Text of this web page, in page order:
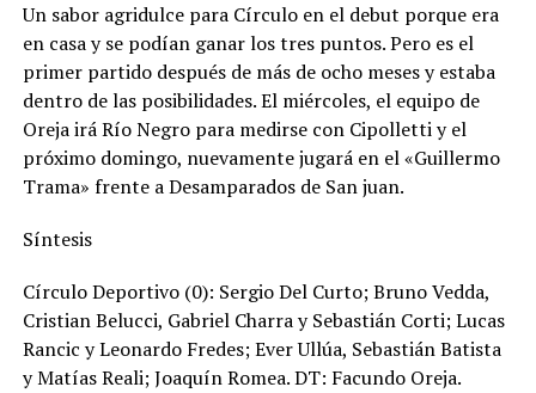
Un sabor agridulce para Círculo en el debut porque era
en casa y se podían ganar los tres puntos. Pero es el
primer partido después de más de ocho meses y estaba
dentro de las posibilidades. El miércoles, el equipo de
Oreja irá Río Negro para medirse con Cipolletti y el
próximo domingo, nuevamente jugará en el «Guillermo
Trama» frente a Desamparados de San juan.
Síntesis
Círculo Deportivo (0): Sergio Del Curto; Bruno Vedda,
Cristian Belucci, Gabriel Charra y Sebastián Corti; Lucas
Rancic y Leonardo Fredes; Ever Ullúa, Sebastián Batista
y Matías Reali; Joaquín Romea. DT: Facundo Oreja.